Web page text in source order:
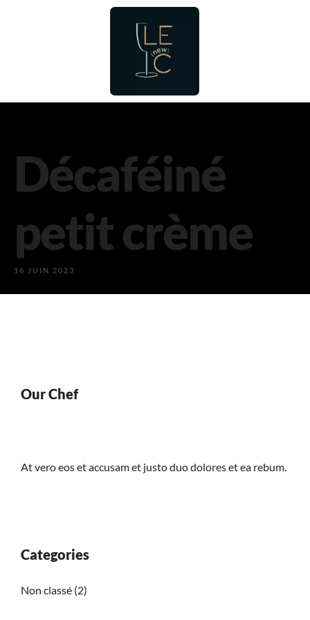
Décaféiné
petit crème
16 JUIN 2023
Our Chef
At vero eos et accusam et justo duo dolores et ea rebum.
Categories
Non classé (2)